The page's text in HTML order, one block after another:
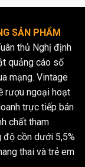
SẢN PHẨM
thủ Nghị định
quảng cáo số
mạng. Vintage
rượu ngoại hoạt
trực tiếp bán
chất tham
độ cồn dưới 5,5%
thai và trẻ em